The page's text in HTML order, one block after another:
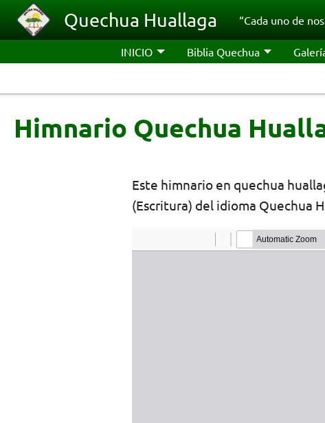
Pasar al contenido principal
Quechua Huallaga “Cada uno de
INICIO Biblia Quechua
Himnario Quechua
Este himnario en quechua
(Escritura) del idioma Quechua